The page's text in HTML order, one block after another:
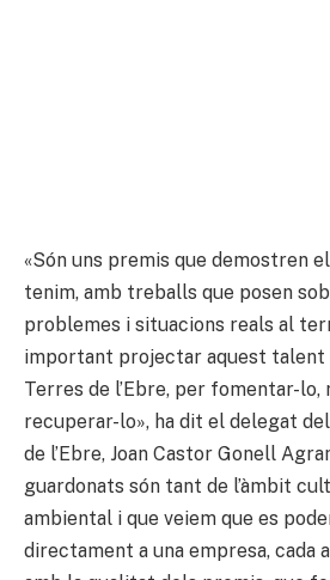
«Són uns premis que demostren
tenim, amb treballs que posen
problemes i situacions reals al
important projectar aquest
Terres de l’Ebre, per fomentar-
recuperar-lo», ha dit el delegat
de l’Ebre, Joan Castor Gonell
guardonats són tant de l’àmbit
ambiental i que veiem que es
directament a una empresa, cada